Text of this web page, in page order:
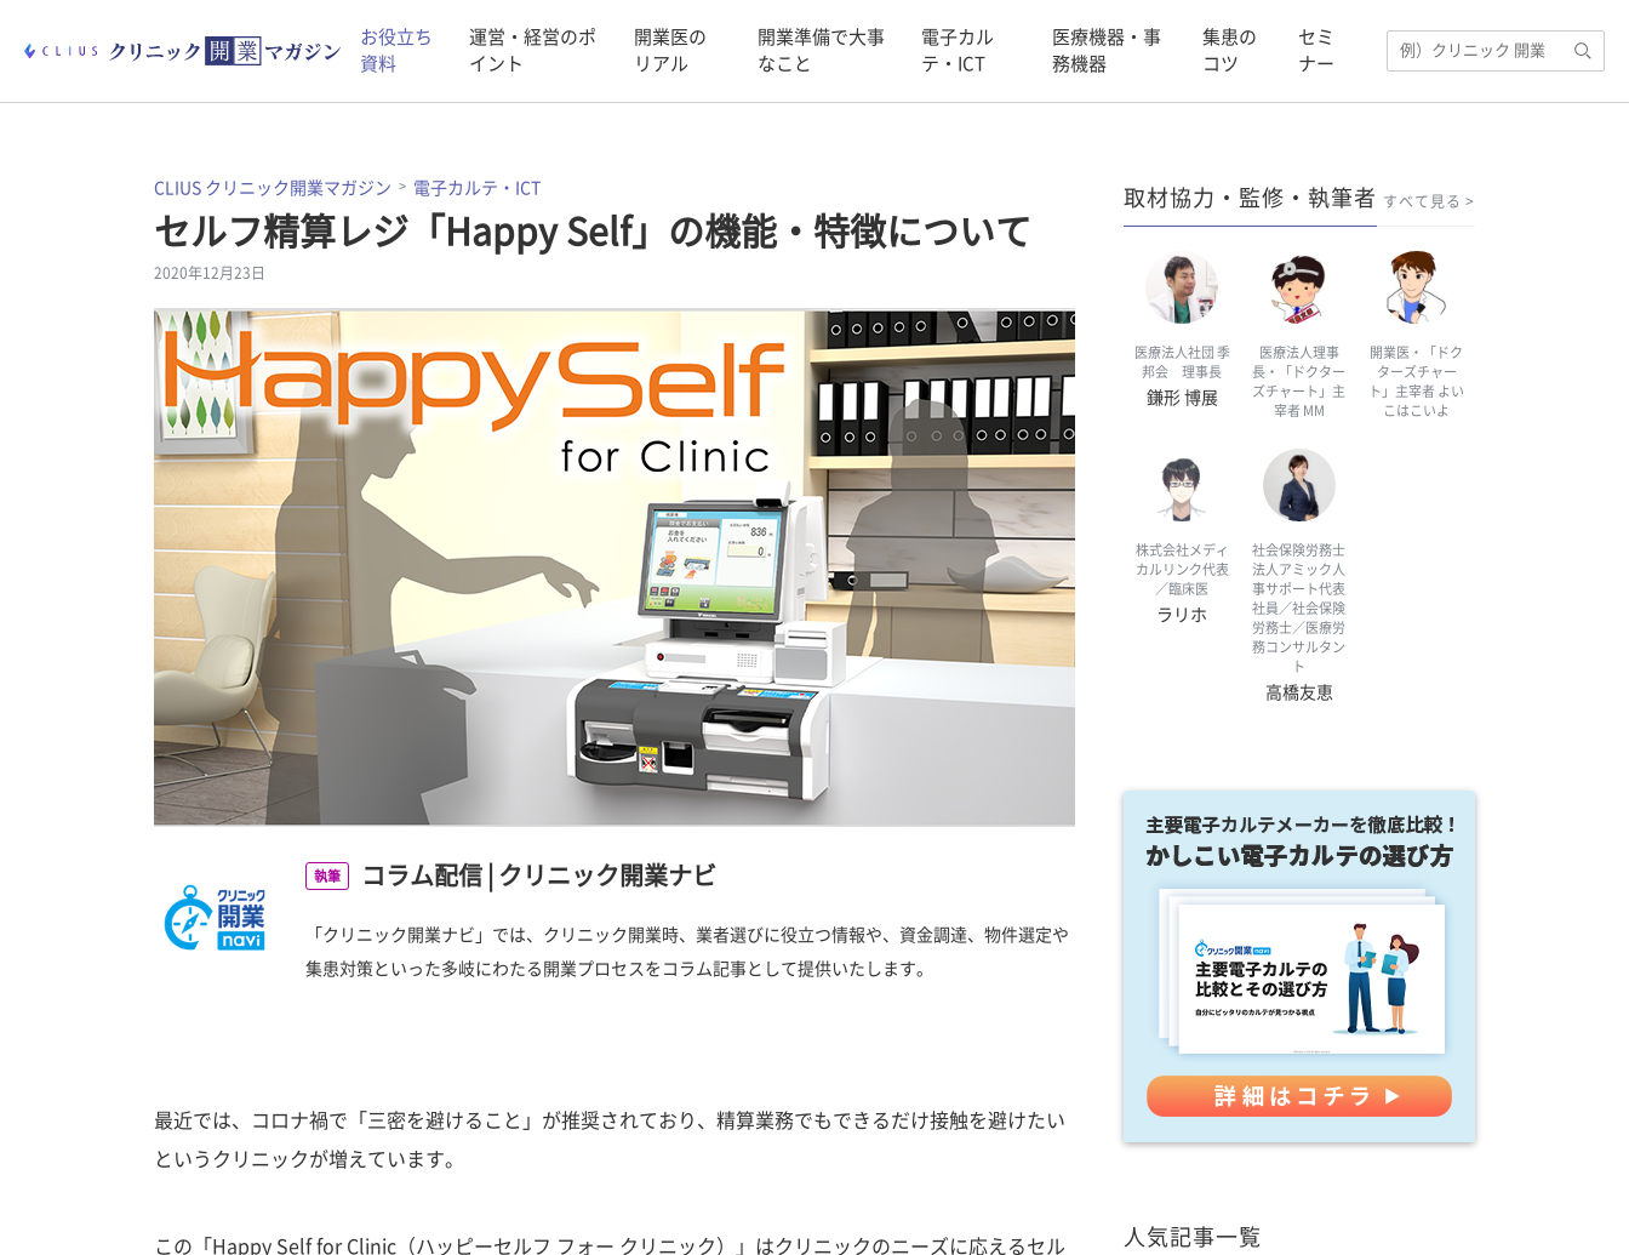
お役立ち
資料
運営・経営のポ
イント
開業医の
リアル
開業準備で大事
なこと
電子カル
テ・ICT
医療機器・事
務機器
集患の
コツ
セミ
ナー
CLIUS クリニック開業マガジン 電子カルテ・ICT
セルフ精算レジ「Happy Self」の機能・特徴について
2020年12月23日
執筆 コラム配信 クリニック開業ナビ
「クリニック開業ナビ」では、クリニック開業時、業者選びに役立つ情報や、資金調達、物件選定や
集患対策といった多岐にわたる開業プロセスをコラム記事として提供いたします。
最近では、コロナ禍で「三密を避けること」が推奨されており、精算業務でもできるだけ接触を避けたい
というクリニックが増えています。
この「Happy Self for Clinic（ハッピーセルフ フォー クリニック）」はクリニックのニーズに応えるセル
取材協力・監修・執筆者 すべて見る
医療法人社団 季
邦会 理事長
鎌形 博展
医療法人理事
長・「ドクター
ズチャート」主
宰者 MM
開業医・「ドク
ターズチャー
ト」主宰者 よい
こはこいよ
株式会社メディ
カルリンク代表
／臨床医
ラリホ
社会保険労務士
法人アミック人
事サポート代表
社員／社会保険
労務士／医療労
務コンサルタン
ト
高橋友恵
人気記事一覧